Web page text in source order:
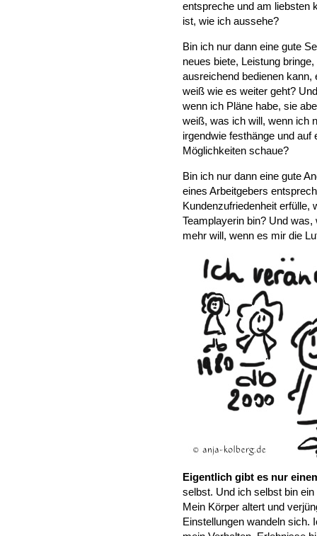
entspreche und am liebsten
ist, wie ich aussehe?
Bin ich nur dann eine gute
neues biete, Leistung
ausreichend bedienen kann,
weiß wie es weiter geht?
wenn ich Pläne habe, sie
weiß, was ich will, wenn ich
irgendwie festhänge und auf
Möglichkeiten schaue?
Bin ich nur dann eine gute
eines Arbeitgebers
Kundenzufriedenheit erfülle,
Teamplayerin bin? Und
mehr will, wenn es mir die
Eigentlich gibt es nur
selbst. Und ich selbst bin
Mein Körper altert und
Einstellungen wandeln sich.